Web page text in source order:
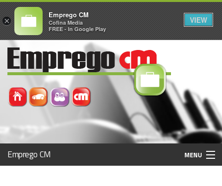
Emprego CM MENU
×
Emprego CM
Cofina Media
FREE - In Google Play
VIEW